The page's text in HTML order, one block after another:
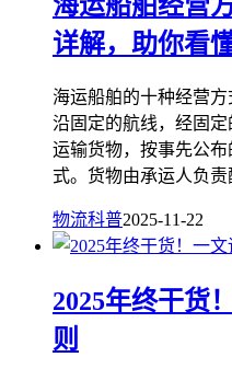
详解，助你看
海运船舶的十种经营方
沿固定的航线，经固
运输货物，按事先公
式。货物由承运人负
物流科普2025-11-22
2025年终干货
则